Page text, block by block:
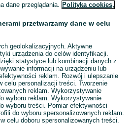
dane przeglądania. Polityka cookies,
przetwarzamy dane w celu
geolokalizacyjnych. Aktywne
urządzenia do celów identyfikacji.
statystyce lub kombinacji danych z
informacji na urządzeniu lub
reklam. Rozwój i ulepszanie
celu personalizacji treści. Tworzenie
reklam. Wykorzystywanie
wyboru reklam. Wykorzystywanie
wyboru treści. Pomiar efektywności
do wyboru spersonalizowanych reklam.
celu doboru spersonalizowanych treści.